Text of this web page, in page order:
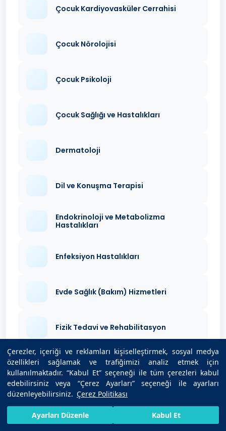
Çerezler, içeriği ve reklamları kişiselleştirmek, sosyal medya
özellikleri sağlamak ve trafiğimizi analiz etmek için
kullanılmaktadır. “Kabul Et” seçeneği ile tüm çerezleri kabul
edebilirsiniz veya “Çerez Ayarları” seçeneği ile ayarları
düzenleyebilirsiniz. Çerez Politikası
Ayarları Düzenle Kabul Et
Çocuk Kardiyovasküler Cerrahisi
Çocuk Nörolojisi
Çocuk Psikoloji
Çocuk Sağlığı ve Hastalıkları
Dermatoloji
Dil ve Konuşma Terapisi
Endokrinoloji ve Metabolizma
Hastalıkları
Enfeksiyon Hastalıkları
Evde Sağlık (Bakım) Hizmetleri
Fizik Tedavi ve Rehabilitasyon
Gastroenteroloji
Genel Cerrahi
HIZLI RANDEVU AL BIZE ULAŞIN